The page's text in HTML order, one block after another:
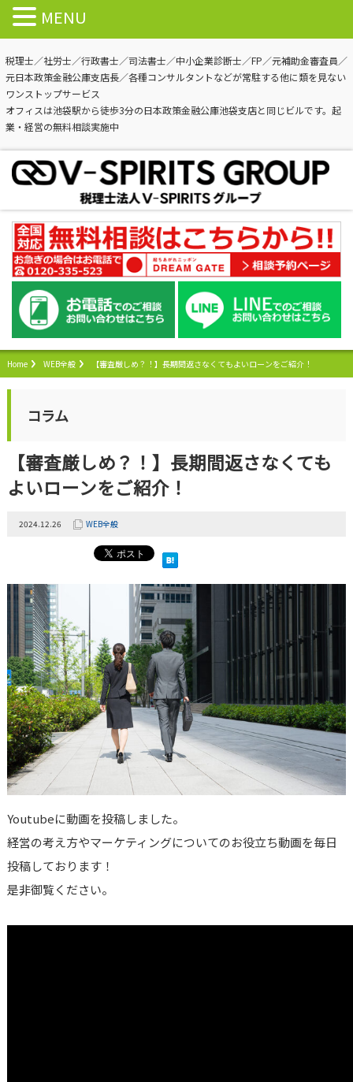
税理士／社労士／行政書士／司法書士／中小企業診断士／FP／元補助金審査員／
元日本政策金融公庫支店長／各種コンサルタントなどが常駐する他に類を見ない
ワンストップサービス
オフィスは池袋駅から徒歩3分の日本政策金融公庫池袋支店と同じビルです。起
業・経営の無料相談実施中
Home WEB全般 【審査厳しめ？！】長期間返さなくてもよいローンをご紹介！
コラム
【審査厳しめ？！】長期間返さなくても
よいローンをご紹介！
2024.12.26 WEB全般
Youtubeに動画を投稿しました。
経営の考え方やマーケティングについてのお役立ち動画を毎日
投稿しております！
是非御覧ください。
MENU